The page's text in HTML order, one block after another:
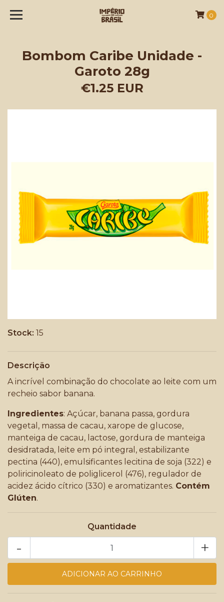
0
Bombom Caribe Unidade -
Garoto 28g
€1.25 EUR
Stock: 15
Descrição
A incrível combinação do chocolate ao leite com um
recheio sabor banana.
Ingredientes: Açúcar, banana passa, gordura
vegetal, massa de cacau, xarope de glucose,
manteiga de cacau, lactose, gordura de manteiga
desidratada, leite em pó integral, estabilizante
pectina (440), emulsificantes lecitina de soja (322) e
poliricinoleato de poliglicerol (476), regulador de
acidez ácido cítrico (330) e aromatizantes. Contém
Glúten.
Quantidade
+
-